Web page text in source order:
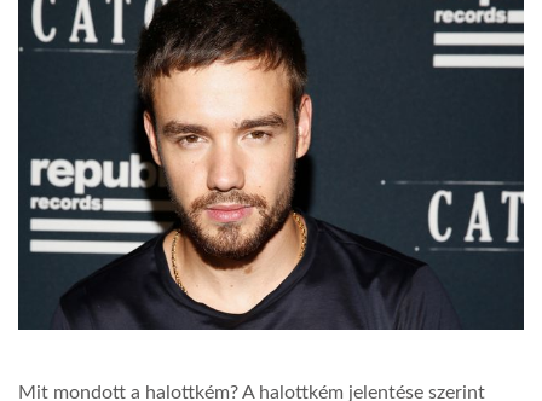
LATIMO.HU
Mit mondott a halottkém? A halottkém jelentése szerint